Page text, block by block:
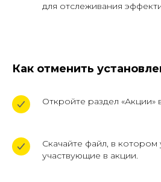
для отслеживания
Как отменить
Откройте раздел «Акции»
Скачайте файл, в котором
участвующие в акции.